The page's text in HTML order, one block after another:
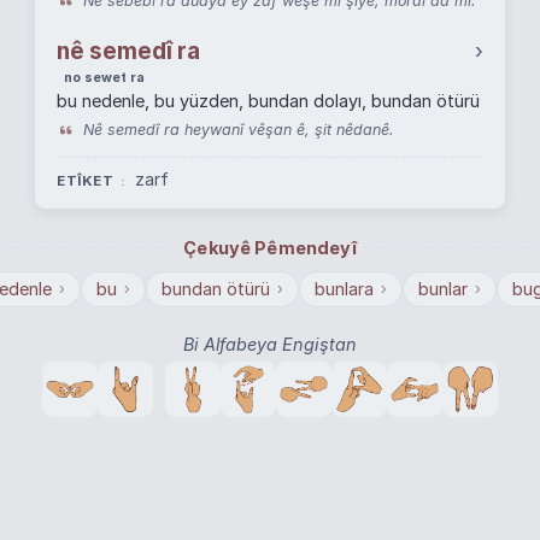
nê semedî ra ›
no sewet ra
bu nedenle, bu yüzden, bundan dolayı, bundan ötürü
Nê semedî ra heywanî vêşan ê, şit nêdanê.
ETÎKET zarf
Çekuyê Pêmendeyî
› bu › bundan ötürü › bunlara › bunlar ›
Bi Alfabeya Engiştan